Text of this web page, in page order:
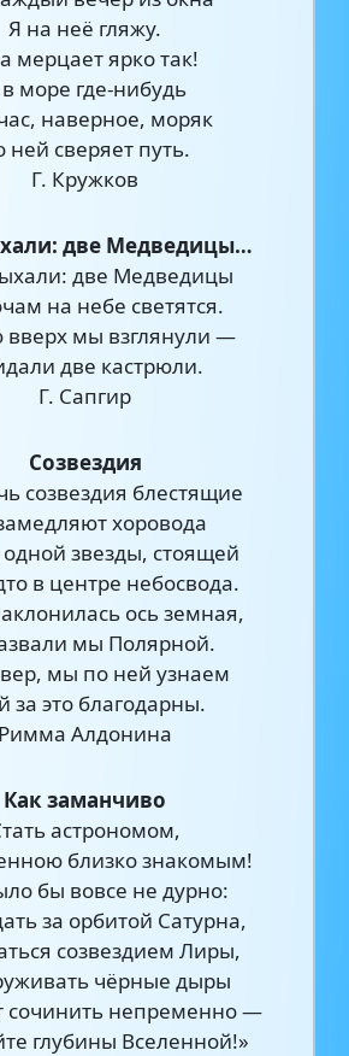
Я на неё гляжу.
мерцает ярко так!
море где-нибудь
наверное, моряк
ней сверяет путь.
Г. Кружков
две Медведицы…
две Медведицы
на небе светятся.
мы взглянули —
две кастрюли.
Г. Сапгир
Созвездия
созвездия блестящие
хоровода
одной звезды, стоящей
в центре небосвода.
ось земная,
мы Полярной.
мы по ней узнаем
за это благодарны.
Римма Алдонина
Как заманчиво
астрономом,
близко знакомым!
бы вовсе не дурно:
за орбитой Сатурна,
созвездием Лиры,
чёрные дыры
сочинить непременно —
глубины Вселенной!»